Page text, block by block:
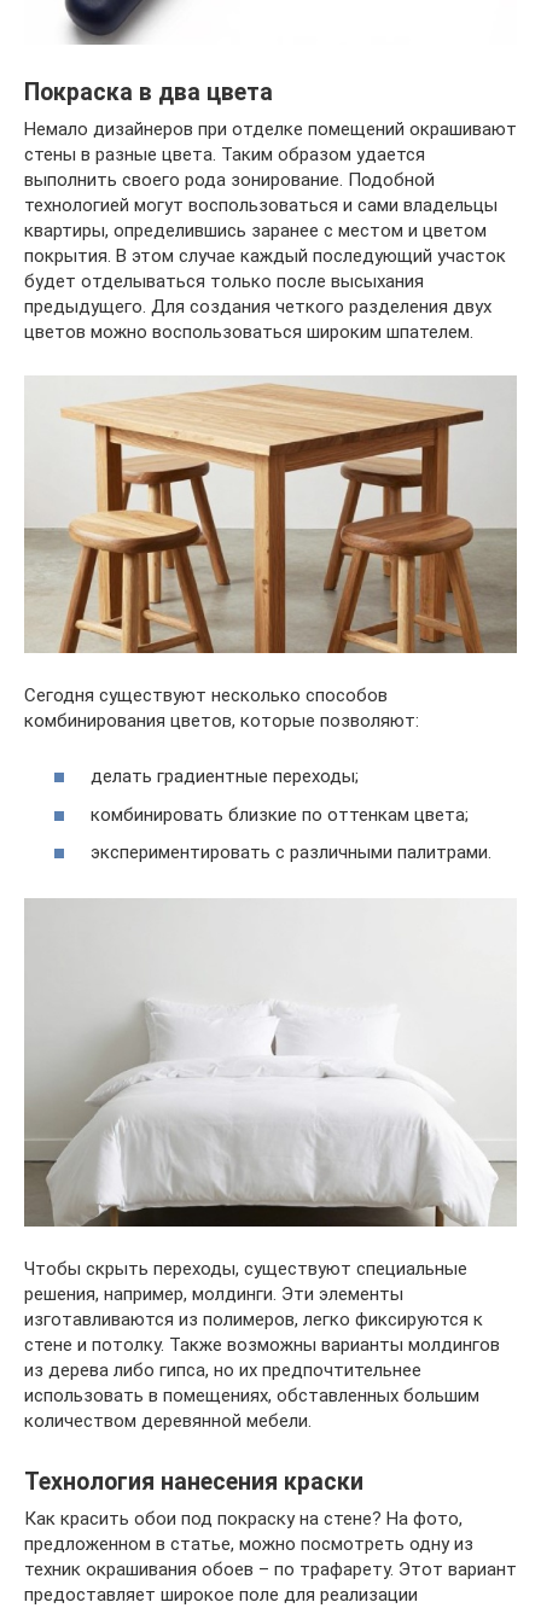
Покраска в два цвета
Немало дизайнеров при отделке помещений окрашивают
стены в разные цвета. Таким образом удается
выполнить своего рода зонирование. Подобной
технологией могут воспользоваться и сами владельцы
квартиры, определившись заранее с местом и цветом
покрытия. В этом случае каждый последующий участок
будет отделываться только после высыхания
предыдущего. Для создания четкого разделения двух
цветов можно воспользоваться широким шпателем.
Сегодня существуют несколько способов
комбинирования цветов, которые позволяют:
делать градиентные переходы;
комбинировать близкие по оттенкам цвета;
экспериментировать с различными палитрами.
Чтобы скрыть переходы, существуют специальные
решения, например, молдинги. Эти элементы
изготавливаются из полимеров, легко фиксируются к
стене и потолку. Также возможны варианты молдингов
из дерева либо гипса, но их предпочтительнее
использовать в помещениях, обставленных большим
количеством деревянной мебели.
Технология нанесения краски
Как красить обои под покраску на стене? На фото,
предложенном в статье, можно посмотреть одну из
техник окрашивания обоев – по трафарету. Этот вариант
предоставляет широкое поле для реализации